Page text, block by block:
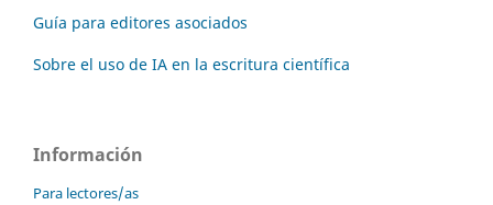
Guía para editores asociados
Sobre el uso de IA en la escritura científica
Información
Para lectores/as